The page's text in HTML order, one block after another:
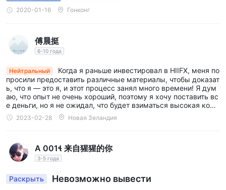
Использовать
кредитное плечо до 1:400 для торговли на рынке
Форекс. Кредитное плечо позволяет трейдерам
объемом капитала. Например, с кредитным плечом 1:400
трейдер может контролировать позицию, в 400 раз
превышающую сумму его первоначальных инвестиций. Это
потенциально может увеличить прибыль, но также и
привлекательным для трейдеров, стремящихся
максимизировать свою потенциальную прибыль, оно также
увеличивает уровень связанного с этим риска. важно
2020-01-16 Гонконг
傅晨挺
6-10 года
Нейтральный
Когда я раньше инвестировал в HIIFX, меня по
просили предоставить различные материалы, чтобы доказат
ь, что я — это я, и этот процесс занял много времени! Я дум
аю, что опыт не очень хороший, поэтому я хочу поставить вс
е деньги, но я не ожидал, что будет взиматься высокая коми
ссия за нетранзакцию.
2023-02-28 Новая Зеландия
A 001 来自猩猩的你
3-5 года
Раскрыть Невозможно вывести